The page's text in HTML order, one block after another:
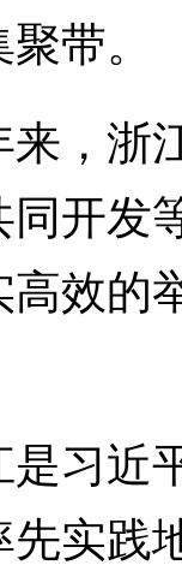
带。
浙
开发
效的
近平
实践